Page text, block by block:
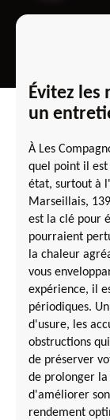
Évitez les
un
À Les
quel point il
état, surtout à
Marseillais,
est la clé pour
pourraient
la chaleur
vous
expérience, il
périodiques.
d'usure, les
obstructions
de préserver
de prolonger
d'améliorer
rendement